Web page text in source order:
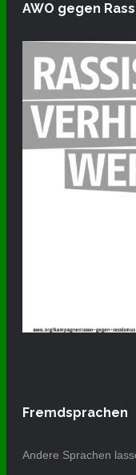
AWO gegen
Fremdsprachen
Andere Sprachen